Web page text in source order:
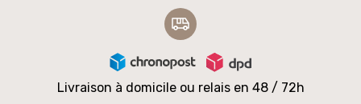
Livraison à domicile ou relais en 48 / 72h